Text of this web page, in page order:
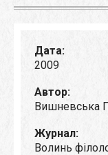
Дата:
2009
Автор:
Вишневська
Журнал:
Волинь